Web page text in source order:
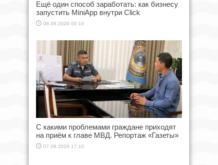
Ещё один способ заработать: как бизнесу
запустить MiniApp внутри Click
08.08.2026 00:10
С какими проблемами граждане приходят
на приём к главе МВД. Репортаж «Газеты»
07.08.2026 17:10